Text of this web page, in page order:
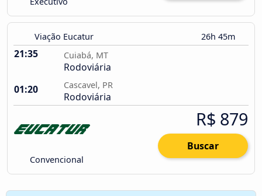
Viação Eucatur 26h 45m
21:35 Cuiabá, MT
Rodoviária
01:20
Cascavel, PR
Rodoviária
Convencional
R$ 879
Buscar